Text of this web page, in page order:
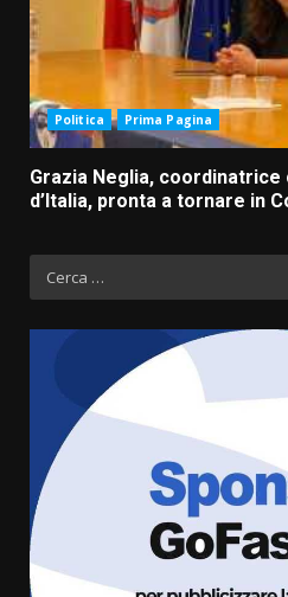
Politica Prima Pagina
Grazia Neglia,
d’Italia, pronta a tornare in
Ricerca
per:
Grazia
cittadina di
pronta a
comunale